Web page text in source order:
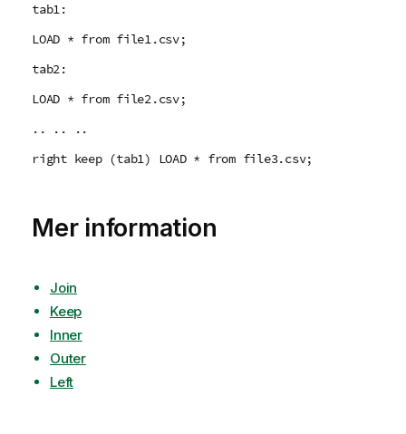
tab1:
LOAD * from file1.csv;
tab2:
LOAD * from file2.csv;
.. .. ..
right keep (tab1) LOAD * from file3.csv;
Mer information
Join
Keep
Inner
Outer
Left